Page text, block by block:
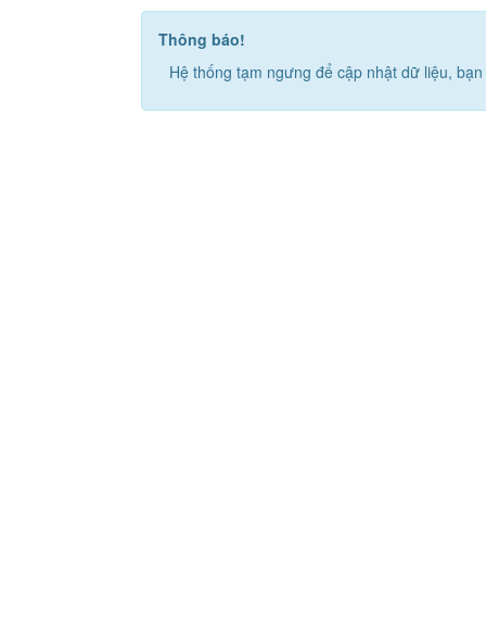
Thông báo!
Hệ thống tạm ngưng để cập nhật dữ liệu,